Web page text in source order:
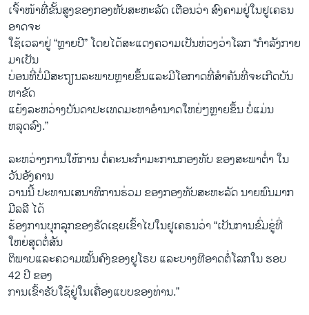
ລາຍການກະຈາຍສຽງ
ລາຍງານ
ຕິດຕາມພວກເຮົາ ທີ່
ພາສາຕ່າງໆ
ເຈົ້າໜ້າທີ່​ຂັ້ນສູງ​ຂອງກອງທັບສະຫະລັດ ເຕືອນວ່າ ສົງຄາມຢູ່ໃນຢູເຄຣນ
ອາດຈະ
ໃຊ້ເວລາຢູ່ “ຫຼາຍປີ” ໂດຍ​ໄດ້​ສະ​ແດງຄວາມເປັນຫ່ວງວ່າໂລກ “ກຳລັງກາຍ
ມາເປັນ
ບ່ອນທີ່​ບໍ່​ມີ​ສະ​ຖຽນ​ລະ​ພາບຫຼາຍຂຶ້ນແລະ​ມີໂອກາດທີ່ສຳຄັນ​ທີ່​ຈະ​ເກີດ​ບັນ
ຫາຂັດ
ແຍ້ງລະຫວ່າງບັນດາປະເທດມະຫາອຳນາດໃຫຍ່ໆຫຼາຍຂຶ້ນ ບໍ່ແມ່ນ
ຫລຸດລົງ.”
ລະຫວ່າງການໃຫ້ການ ຕໍ່ຄະນະກຳມະການກອງທັບ​ ຂອງສະພາຕໍ່າ ໃນ
ວັນອັງຄານ
ວານນີ້ ປະທານເສ​ນາ​ທິ​ການຮ່ວມ ຂອງກອງ​ທັບ​ສະ​ຫະ​ລັດ ນາຍພົນມາກ
ມີລລີ ໄດ້
ຮ້ອງການບຸກລຸກຂອງຣັດເຊຍ​ເຂົ້າ​ໄປໃນຢູເຄຣນວ່າ “ເປັນການຂົ່ມຂູ່ທີ່
ໃຫຍ່ສຸດຕໍ່ສັນ
ຕິພາບແລະຄວາມໝັ້ນ​ຄົງຂອງຢູໂຣບ ແລະບາງທີອາດຕໍ່ໂລກໃນ ​ຮອບ
42 ປີ ຂອງ
ການ​ເຂົ້າຮັບໃຊ້ຢູ່ໃນເຄື່ອງແບບ​ຂອງ​ທ່ານ.”